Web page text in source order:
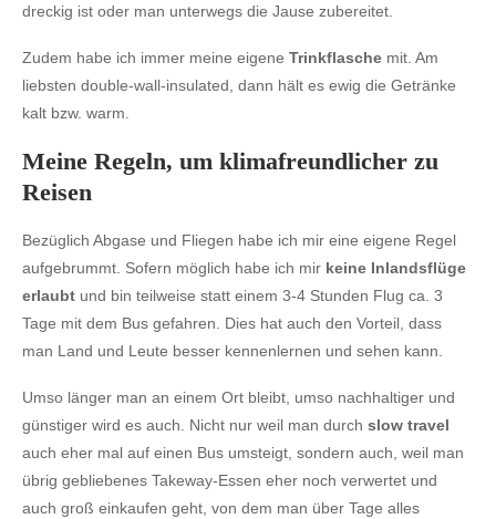
dreckig ist oder man unterwegs die Jause zubereitet.
Zudem habe ich immer meine eigene Trinkflasche mit. Am
liebsten double-wall-insulated, dann hält es ewig die Getränke
kalt bzw. warm.
Meine Regeln, um klimafreundlicher zu
Reisen
Bezüglich Abgase und Fliegen habe ich mir eine eigene Regel
aufgebrummt. Sofern möglich habe ich mir keine Inlandsflüge
erlaubt und bin teilweise statt einem 3-4 Stunden Flug ca. 3
Tage mit dem Bus gefahren. Dies hat auch den Vorteil, dass
man Land und Leute besser kennenlernen und sehen kann.
Umso länger man an einem Ort bleibt, umso nachhaltiger und
günstiger wird es auch. Nicht nur weil man durch slow travel
auch eher mal auf einen Bus umsteigt, sondern auch, weil man
übrig gebliebenes Takeway-Essen eher noch verwertet und
auch groß einkaufen geht, von dem man über Tage alles